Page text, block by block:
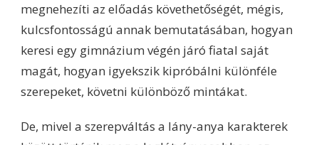
megnehezíti az előadás követhetőségét, mégis,
kulcsfontosságú annak bemutatásában, hogyan
keresi egy gimnázium végén járó fiatal saját
magát, hogyan igyekszik kipróbálni különféle
szerepeket, követni különböző mintákat.
De, mivel a szerepváltás a lány-anya karakterek